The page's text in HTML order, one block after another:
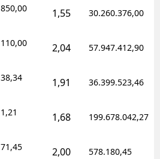
850,00 1,55 30.260.376,00
110,00 2,04 57.947.412,90
38,34 1,91 36.399.523,46
1,21 1,68 199.678.042,27
71,45 2,00 578.180,45